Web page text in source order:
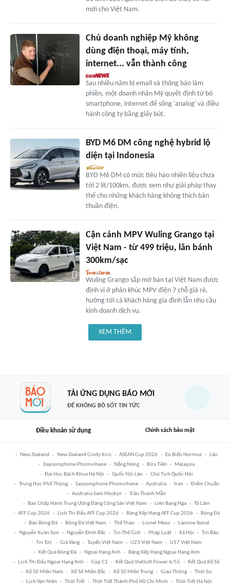
mới cho Việt Nam.
Chủ doanh nghiệp Mỹ không
dùng điện thoại, máy tính,
internet... vẫn thành công
Sau nhiều năm bị email và thông báo làm
phiền, một doanh nhân Mỹ quyết định từ bỏ
smartphone, internet để sống 'analog' và điều
hành công ty bằng giấy bút.
BYD M6 DM công nghệ hybrid lộ
diện tại Indonesia
BYD M6 DM có mức tiêu hao nhiên liệu chưa
tới 2 lít/100km, được xem như giải pháp thay
thế cho những khách hàng không thích bản
thuần điện.
Cận cảnh MPV Wuling Grango tại
Việt Nam - từ 499 triệu, lăn bánh
300km/sạc
Wuling Grango sắp mở bán tại Việt Nam được
định vị ở phân khúc MPV điện 7 chỗ giá rẻ,
hướng tới cả khách hàng gia đình lẫn nhu cầu
kinh doanh dịch vụ.
XEM THÊM
TẢI ỨNG DỤNG BÁO MỚI
ĐỂ KHÔNG BỎ SÓT TIN TỨC
Điều khoản sử dụng Chính sách bảo mật
New Zealand New Zealand Cindy Kiro ASEAN Cup 2026 Eo Biển Hormuz
Lào
Xaysomphone Phomvihane
Nắng Nóng Rửa Tiền
Malaysia
Đại Học Bách Khoa Hà Nội
Quốc Hội Lào
Chủ Tịch Quốc Hội
Trung Học Phổ Thông
Saysomphone Phomvihane Australia Iran
Điểm Chuẩn
Australia Sam Mostyn
Trần Thanh Mẫn
Ban Chấp Hành Trung Ương Đảng Cộng Sản Việt Nam
Liên Bang Nga
Tô Lâm
AFF Cup 2026
Lịch Thi Đấu AFF Cup 2026 Bảng Xếp Hạng AFF Cup 2026
Bóng Đá
Báo Bóng Đá
Bóng Đá Việt Nam Thể Thao Lionel Messi
Lamine Yamal
Nguyễn Xuân Son
Nguyễn Đình Bắc Tin Thế Giới Pháp Luật Xã Hội
Tin Bão
Tin Tức
Giá Vàng Tuyển Việt Nam U23 Việt Nam
U17 Việt Nam
Kết Quả Bóng Đá
Ngoại Hạng Anh
Bảng Xếp Hạng Ngoại Hạng Anh
Lịch Thi Đấu Ngoại Hạng Anh
Cúp C1 Kết Quả Vietlott Power 6/55
Kết Quả Xổ Số
Xổ Số Miền Nam
Xổ Số Miền Bắc Xổ Số Miền Trung Giao Thông
Thời Sự
Lịch Vạn Niên
Thời Tiết Thời Tiết Thành Phố Hồ Chí Minh Thời Tiết Hà Nội